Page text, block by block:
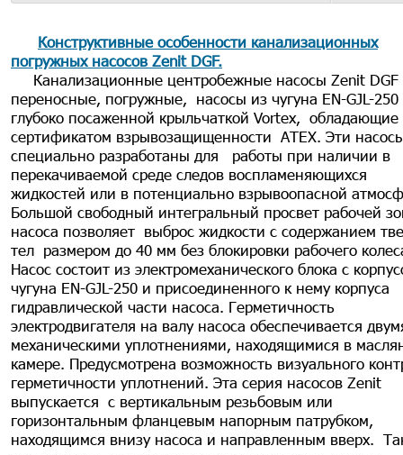
Конструктивные особенности канализационных
погружных насосов Zenit DGF.
Канализационные центробежные насосы Zenit DGF
переносные, погружные, насосы из чугуна EN-GJL-250
глубоко посаженной крыльчаткой Vortex, обладающие
сертификатом взрывозащищенности АТЕХ. Эти
специально разработаны для работы при наличии в
перекачиваемой среде следов воспламеняющихся
жидкостей или в потенциально взрывоопасной
Большой свободный интегральный просвет рабочей
насоса позволяет выброс жидкости с содержанием
тел размером до 40 мм без блокировки рабочего
Насос состоит из электромеханического блока с
чугуна EN-GJL-250 и присоединенного к нему корпуса
гидравлической части насоса. Герметичность
электродвигателя на валу насоса обеспечивается
механическими уплотнениями, находящимися в
камере. Предусмотрена возможность визуального
герметичности уплотнений. Эта серия насосов Zenit
выпускается с вертикальным резьбовым или
горизонтальным фланцевым напорным патрубком,
находящимся внизу насоса и направленным вверх.